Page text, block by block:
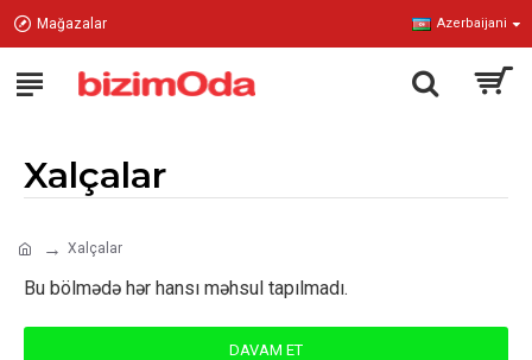
Mağazalar Azerbaijani
Xalçalar
Xalçalar
Bu bölmədə hər hansı məhsul tapılmadı.
DAVAM ET